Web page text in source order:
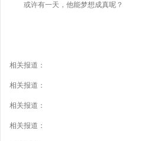
或许有一天，他能梦想成真呢？
相关报道：
相关报道：
相关报道：
相关报道：